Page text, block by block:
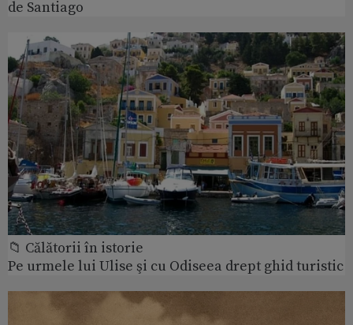
de Santiago
📁 Călătorii în istorie
Pe urmele lui Ulise şi cu Odiseea drept ghid turistic